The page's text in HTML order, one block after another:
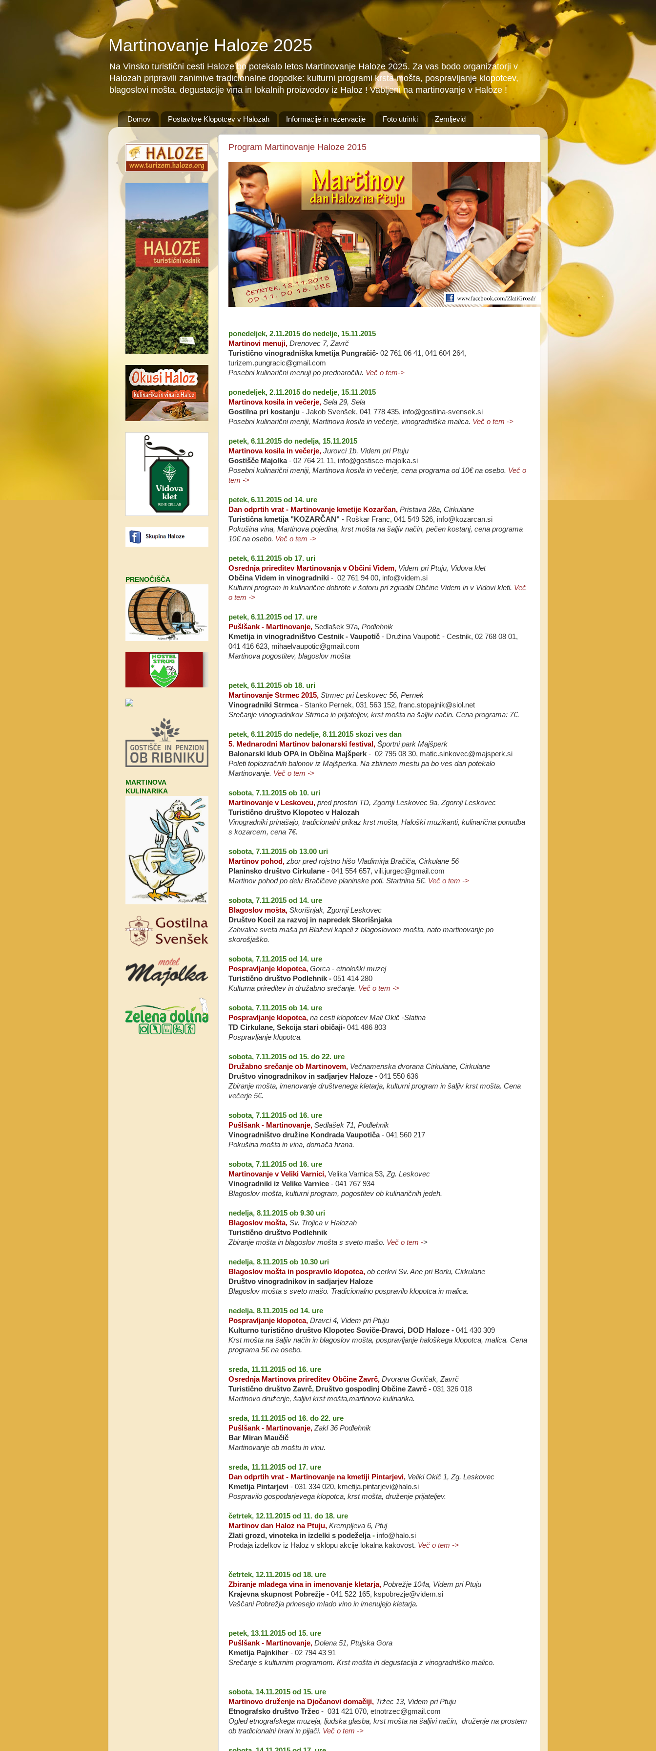
Martinovanje Haloze 2025
Na Vinsko turistični cesti Haloze bo potekalo letos Martinovanje Haloze 2025. Za vas bodo organizatorji v
Halozah pripravili zanimive tradicionalne dogodke: kulturni programi krsta mošta, pospravljanje klopotcev,
blagoslovi mošta, degustacije vina in lokalnih proizvodov iz Haloz ! Vabljeni na martinovanje v Haloze !
Domov Postavitve Klopotcev v Halozah Informacije in rezervacije Foto utrinki Zemljevid
Program Martinovanje Haloze 2015
ponedeljek, 2.11.2015 do nedelje, 15.11.2015
Martinovi menuji, Drenovec 7, Zavrč
Turistično vinogradniška kmetija Pungračič- 02 761 06 41, 041 604 264,
turizem.pungracic@gmail.com
Posebni kulinarični menuji po prednaročilu. Več o tem->
ponedeljek, 2.11.2015 do nedelje, 15.11.2015
Martinova kosila in večerje, Sela 29, Sela
Gostilna pri kostanju - Jakob Svenšek, 041 778 435, info@gostilna-svensek.si
Posebni kulinarični meniji, Martinova kosila in večerje, vinogradniška malica. Več o tem ->
petek, 6.11.2015 do nedelja, 15.11.2015
Martinova kosila in večerje, Jurovci 1b, Videm pri Ptuju
Gostišče Majolka- 02 764 21 11, info@gostisce-majolka.si
Posebni kulinarični meniji, Martinova kosila in večerje, cena programa od 10€ na osebo. Več o
tem ->
petek, 6.11.2015 od 14. ure
Dan odprtih vrat - Martinovanje kmetije Kozarčan, Pristava 28a, Cirkulane
Turistična kmetija "KOZARČAN" - Roškar Franc, 041 549 526, info@kozarcan.si
Pokušina vina, Martinova pojedina, krst mošta na šaljiv način, pečen kostanj, cena programa
10€ na osebo. Več o tem ->
petek, 6.11.2015 ob 17. uri
Osrednja prireditev Martinovanja v Občini Videm, Videm pri Ptuju, Vidova klet
Občina Videm in vinogradniki - 02 761 94 00, info@videm.si
Kulturni program in kulinarične dobrote v šotoru pri zgradbi Občine Videm in v Vidovi kleti. Več
o tem ->
petek, 6.11.2015 od 17. ure
Pušlšank - Martinovanje, Sedlašek 97a, Podlehnik
Kmetija in vinogradništvo Cestnik - Vaupotič - Družina Vaupotič - Cestnik, 02 768 08 01,
041 416 623, mihaelvaupotic@gmail.com
Martinova pogostitev, blagoslov mošta
petek, 6.11.2015 ob 18. uri
Martinovanje Strmec 2015, Strmec pri Leskovec 56, Pernek
Vinogradniki Strmca- Stanko Pernek, 031 563 152, franc.stopajnik@siol.net
Srečanje vinogradnikov Strmca in prijateljev, krst mošta na šaljiv način. Cena programa: 7€.
petek, 6.11.2015 do nedelje, 8.11.2015 skozi ves dan
5. Mednarodni Martinov balonarski festival, Športni park Majšperk
Balonarski klub OPA in Občina Majšperk - 02 795 08 30, matic.sinkovec@majsperk.si
Poleti toplozračnih balonov iz Majšperka. Na zbirnem mestu pa bo ves dan potekalo
Martinovanje. Več o tem ->
sobota, 7.11.2015 ob 10. uri
Martinovanje v Leskovcu, pred prostori TD, Zgornji Leskovec 9a, Zgornji Leskovec
Turistično društvo Klopotec v Halozah
Vinogradniki prinašajo, tradicionalni prikaz krst mošta, Haloški muzikanti, kulinarična ponudba
s kozarcem, cena 7€.
sobota, 7.11.2015 ob 13.00 uri
Martinov pohod, zbor pred rojstno hišo Vladimirja Bračiča, Cirkulane 56
Planinsko društvo Cirkulane - 041 554 657, vili.jurgec@gmail.com
Martinov pohod po delu Bračičeve planinske poti. Startnina 5€. Več o tem ->
sobota, 7.11.2015 od 14. ure
Blagoslov mošta, Skorišnjak, Zgornji Leskovec
Društvo Kocil za razvoj in napredek Skorišnjaka
Zahvalna sveta maša pri Blaževi kapeli z blagoslovom mošta, nato martinovanje po
skorošjaško.
sobota, 7.11.2015 od 14. ure
Pospravljanje klopotca, Gorca - etnološki muzej
Turistično društvo Podlehnik - 051 414 280
Kulturna prireditev in družabno srečanje. Več o tem ->
sobota, 7.11.2015 ob 14. ure
Pospravljanje klopotca, na cesti klopotcev Mali Okič -Slatina
TD Cirkulane, Sekcija stari običaji- 041 486 803
Pospravljanje klopotca.
sobota, 7.11.2015 od 15. do 22. ure
Družabno srečanje ob Martinovem, Večnamenska dvorana Cirkulane, Cirkulane
Društvo vinogradnikov in sadjarjev Haloze - 041 550 636
Zbiranje mošta, imenovanje društvenega kletarja, kulturni program in šaljiv krst mošta. Cena
večerje 5€.
sobota, 7.11.2015 od 16. ure
Pušlšank - Martinovanje, Sedlašek 71, Podlehnik
Vinogradništvo družine Kondrada Vaupotiča- 041 560 217
Pokušina mošta in vina, domača hrana.
sobota, 7.11.2015 od 16. ure
Martinovanje v Veliki Varnici, Velika Varnica 53, Zg. Leskovec
Vinogradniki iz Velike Varnice - 041 767 934
Blagoslov mošta, kulturni program, pogostitev ob kulinaričnih jedeh.
nedelja, 8.11.2015 ob 9.30 uri
Blagoslov mošta, Sv. Trojica v Halozah
Turistično društvo Podlehnik
Zbiranje mošta in blagoslov mošta s sveto mašo. Več o tem ->
nedelja, 8.11.2015 ob 10.30 uri
Blagoslov mošta in pospravilo klopotca, ob cerkvi Sv. Ane pri Borlu, Cirkulane
Društvo vinogradnikov in sadjarjev Haloze
Blagoslov mošta s sveto mašo. Tradicionalno pospravilo klopotca in malica.
nedelja, 8.11.2015 od 14. ure
Pospravljanje klopotca, Dravci 4, Videm pri Ptuju
Kulturno turistično društvo Klopotec Soviče-Dravci, DOD Haloze - 041 430 309
Krst mošta na šaljiv način in blagoslov mošta, pospravljanje haloškega klopotca, malica. Cena
programa 5€ na osebo.
sreda, 11.11.2015 od 16. ure
Osrednja Martinova prireditev Občine Zavrč, Dvorana Goričak, Zavrč
Turistično društvo Zavrč, Društvo gospodinj Občine Zavrč - 031 326 018
Martinovo druženje, šaljivi krst mošta,martinova kulinarika.
sreda, 11.11.2015 od 16. do 22. ure
Pušlšank - Martinovanje, Zakl 36 Podlehnik
Bar Miran Maučič
Martinovanje ob moštu in vinu.
sreda, 11.11.2015 od 17. ure
Dan odprtih vrat - Martinovanje na kmetiji Pintarjevi, Veliki Okič 1, Zg. Leskovec
Kmetija Pintarjevi - 031 334 020, kmetija.pintarjevi@halo.si
Pospravilo gospodarjevega klopotca, krst mošta, druženje prijateljev.
četrtek, 12.11.2015 od 11. do 18. ure
Martinov dan Haloz na Ptuju, Krempljeva 6, Ptuj
Zlati grozd, vinoteka in izdelki s podeželja- info@halo.si
Prodaja izdelkov iz Haloz v sklopu akcije lokalna kakovost. Več o tem ->
četrtek, 12.11.2015 od 18. ure
Zbiranje mladega vina in imenovanje kletarja, Pobrežje 104a, Videm pri Ptuju
Krajevna skupnost Pobrežje - 041 522 165, kspobrezje@videm.si
Vaščani Pobrežja prinesejo mlado vino in imenujejo kletarja.
petek, 13.11.2015 od 15. ure
Pušlšank - Martinovanje, Dolena 51, Ptujska Gora
Kmetija Pajnkiher - 02 794 43 91
Srečanje s kulturnim programom. Krst mošta in degustacija z vinogradniško malico.
sobota, 14.11.2015 od 15. ure
Martinovo druženje na Djočanovi domačiji, Tržec 13, Videm pri Ptuju
Etnografsko društvo Tržec - 031 421 070, etnotrzec@gmail.com
Ogled etnografskega muzeja, ljudska glasba, krst mošta na šaljivi način, druženje na prostem
ob tradicionalni hrani in pijači. Več o tem ->
PRENOČIŠČA
MARTINOVA
KULINARIKA